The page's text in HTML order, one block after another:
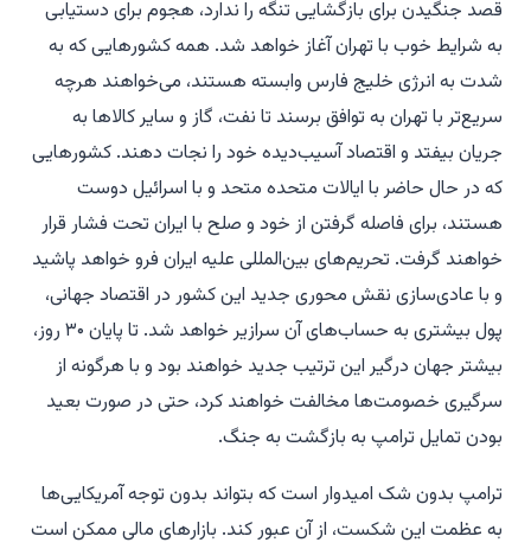
قصد جنگیدن برای بازگشایی تنگه را ندارد، هجوم برای دستیابی
به شرایط خوب با تهران آغاز خواهد شد. همه کشورهایی که به
شدت به انرژی خلیج فارس وابسته هستند، می‌خواهند هرچه
سریع‌تر با تهران به توافق برسند تا نفت، گاز و سایر کالاها به
جریان بیفتد و اقتصاد آسیب‌دیده خود را نجات دهند. کشورهایی
که در حال حاضر با ایالات متحده متحد و با اسرائیل دوست
هستند، برای فاصله گرفتن از خود و صلح با ایران تحت فشار قرار
خواهند گرفت. تحریم‌های بین‌المللی علیه ایران فرو خواهد پاشید
و با عادی‌سازی نقش محوری جدید این کشور در اقتصاد جهانی،
پول بیشتری به حساب‌های آن سرازیر خواهد شد. تا پایان ۳۰ روز،
بیشتر جهان درگیر این ترتیب جدید خواهند بود و با هرگونه از
سرگیری خصومت‌ها مخالفت خواهند کرد، حتی در صورت بعید
بودن تمایل ترامپ به بازگشت به جنگ.
ترامپ بدون شک امیدوار است که بتواند بدون توجه آمریکایی‌ها
به عظمت این شکست، از آن عبور کند. بازارهای مالی ممکن است